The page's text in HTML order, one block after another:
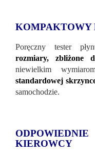
KOMPAKTOWY
Poręczny tester
rozmiary, zbliżone
niewielkim
standardowej
samochodzie.
KIEROWCY